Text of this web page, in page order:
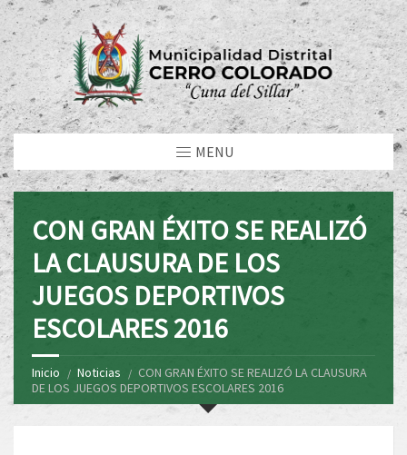
MENU
CON GRAN ÉXITO SE REALIZÓ
LA CLAUSURA DE LOS
JUEGOS DEPORTIVOS
ESCOLARES 2016
Inicio Noticias
CON GRAN ÉXITO SE REALIZÓ LA CLAUSURA
DE LOS JUEGOS DEPORTIVOS ESCOLARES 2016